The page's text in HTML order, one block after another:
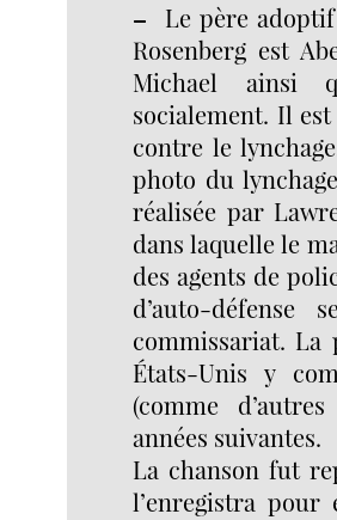
– Le père
Rosenberg est
Michael ainsi
socialement. Il
contre le
photo du
réalisée par
dans laquelle le
des agents de
d’auto-
commissariat.
États-Unis y
(comme
années suivantes.
La chanson fut
l’enregistra